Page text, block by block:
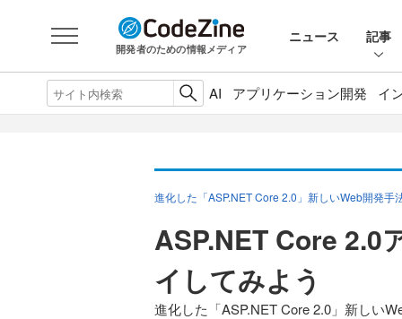
開発者のための情報メディア
ニュース 記事
AI アプリケーション開発 イ
進化した「ASP.NET Core 2.0」新しいWeb開発手
ASP.NET Core 2.0
イしてみよう
進化した「ASP.NET Core 2.0」新しい